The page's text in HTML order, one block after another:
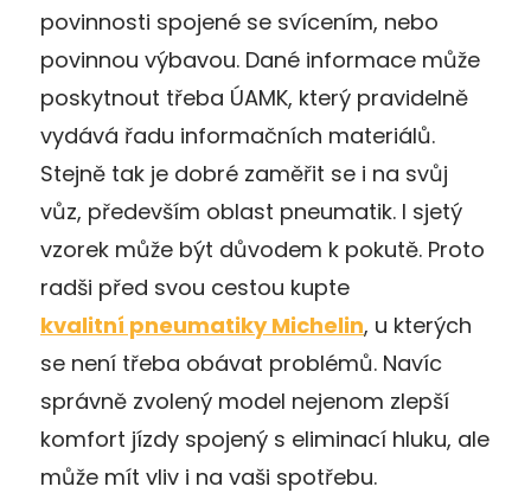
povinnosti spojené se svícením, nebo
povinnou výbavou. Dané informace může
poskytnout třeba ÚAMK, který pravidelně
vydává řadu informačních materiálů.
Stejně tak je dobré zaměřit se i na svůj
vůz, především oblast pneumatik. I sjetý
vzorek může být důvodem k pokutě. Proto
radši před svou cestou kupte
kvalitní pneumatiky Michelin, u kterých
se není třeba obávat problémů. Navíc
správně zvolený model nejenom zlepší
komfort jízdy spojený s eliminací hluku, ale
může mít vliv i na vaši spotřebu.